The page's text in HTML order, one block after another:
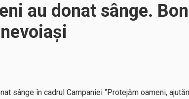
au donat sânge.
sânge în cadrul Campaniei “Protejăm oameni,